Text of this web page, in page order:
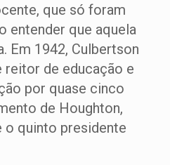
que só foram
entender que aquela
Em 1942, Culbertson
reitor de educação e
por quase cinco
de Houghton,
o quinto presidente